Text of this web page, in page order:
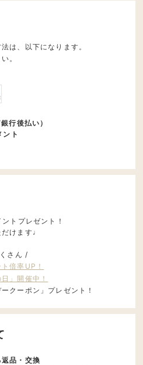
は、以下になります。
。
行後払い）
ント
トプレゼント！
けます♩
さん /
倍率UP！
」開催中！
クーポン」プレゼント！
品・交換